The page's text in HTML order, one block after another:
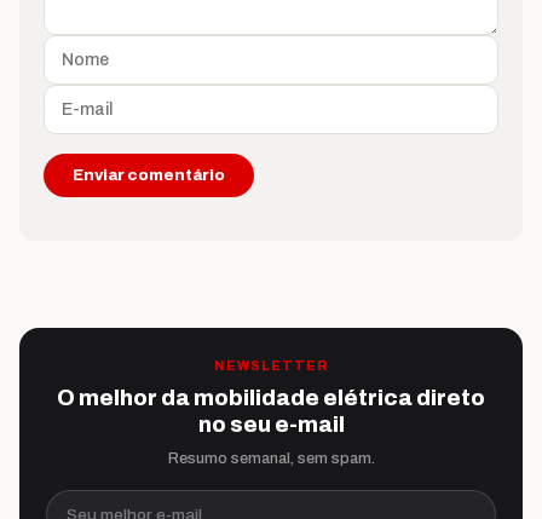
NEWSLETTER
O melhor da mobilidade elétrica direto
no seu e-mail
Resumo semanal, sem spam.
Seu melhor e-mail